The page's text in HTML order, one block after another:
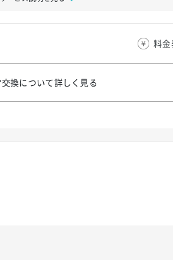
料
換について詳しく見る